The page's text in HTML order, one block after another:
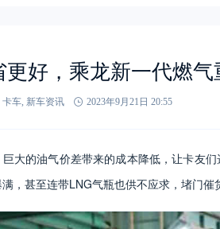
好，乘龙新一代燃气
卡车 新车资讯 2023年9月21日 20:55
大的油气价差带来的成本降低，让卡友
，甚至连带LNG气瓶也供不应求，堵门催